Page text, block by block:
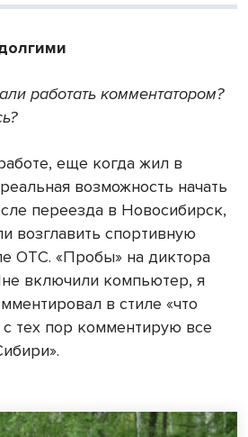
работать комментатором?
еще когда жил в
возможность начать
переезда в Новосибирск,
возглавить спортивную
ОТС. «Пробы» на диктора
включили компьютер, я
в стиле «что
тех пор комментирую все